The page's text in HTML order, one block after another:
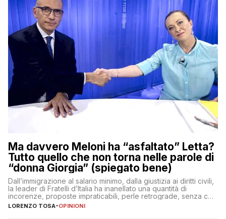
Ma davvero Meloni ha “asfaltato” Letta?
Tutto quello che non torna nelle parole di
“donna Giorgia” (spiegato bene)
Dall’immigrazione al salario minimo, dalla giustizia ai diritti civili,
la leader di Fratelli d’Italia ha inanellato una quantità di
incorenze, proposte impraticabili, perle retrograde, senza che
nessuno – a destra come a sinistra – glielo abbia fatto notare
LORENZO TOSA-OPINIONI